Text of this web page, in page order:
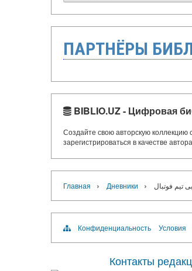
ПАРТНЁРЫ
BIBLIO.UZ - Цифровая
Создайте свою авторскую коллекцию
зарегистрироваться в качестве
Главная › Дневники › تیم فوتبال
Конфиденциальность Условия
Контакты